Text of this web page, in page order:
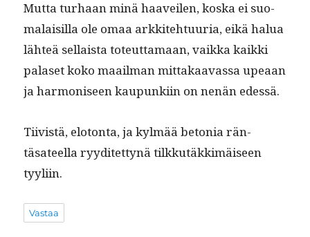
Mut­ta turhaan minä haaveilen, kos­ka ei suo­
ma­laisil­la ole omaa arkkite­htu­uria, eikä halua
lähteä sel­l­aista toteut­ta­maan, vaik­ka kaik­ki
palaset koko maail­man mit­takaavas­sa upeaan
ja har­moniseen kaupunki­in on nenän edessä.
Tiivistä, elo­ton­ta, ja kylmää beto­nia rän­
täsateel­la ryy­ditet­tynä tilkkutäkkimäiseen
tyyliin.
Vastaa